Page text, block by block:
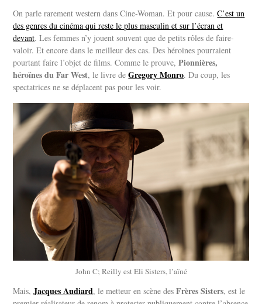
On parle rarement western dans Cine-Woman. Et pour cause.C’est un
des genres du cinéma qui reste le plus masculin et sur l’écran et
devant. Les femmes n’y jouent souvent que de petits rôles de faire-
valoir. Et encore dans le meilleur des cas. Des héroïnes pourraient
pourtant faire l’objet de films. Comme le prouve,Pionnières,
héroïnes du Far West, le livre deGregory Monro. Du coup, les
spectatrices ne se déplacent pas pour les voir.
John C; Reilly est Eli Sisters, l’aïné
Mais,Jacques Audiard, le metteur en scène desFrères Sisters, est le